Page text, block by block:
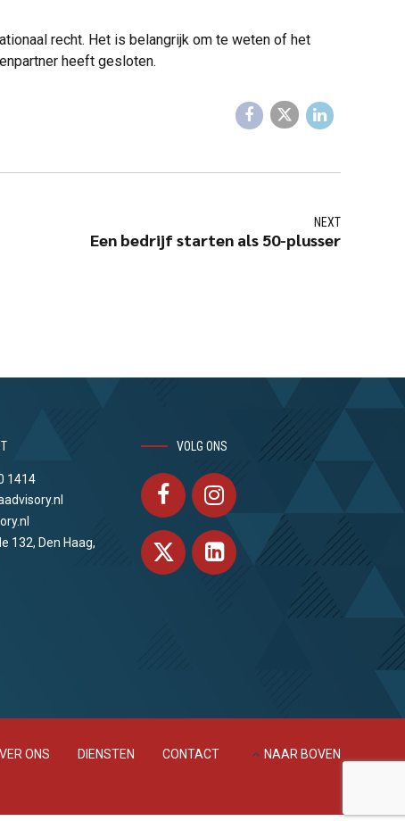
recht. Het is belangrijk om te weten of het
heeft gesloten.
NEXT
Een bedrijf starten als 50-plusser
1414
132, Den Haag,
VOLG ONS
ONS DIENSTEN CONTACT NAAR BOVEN